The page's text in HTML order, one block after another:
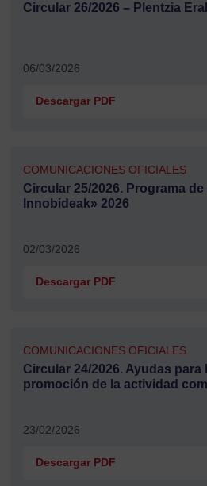
Circular 26/2026 – Plentzia
06/03/2026
Descargar PDF
COMUNICACIONES OFICIALES
Circular 25/2026. Programa
Innobideak» 2026
02/03/2026
Descargar PDF
COMUNICACIONES OFICIALES
Circular 24/2026. Ayudas
promoción de la actividad
23/02/2026
Descargar PDF